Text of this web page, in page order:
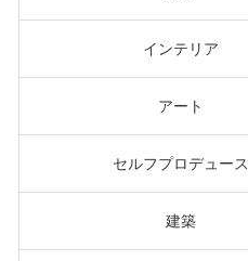
インテリア
アート
セルフプロデュース
建築